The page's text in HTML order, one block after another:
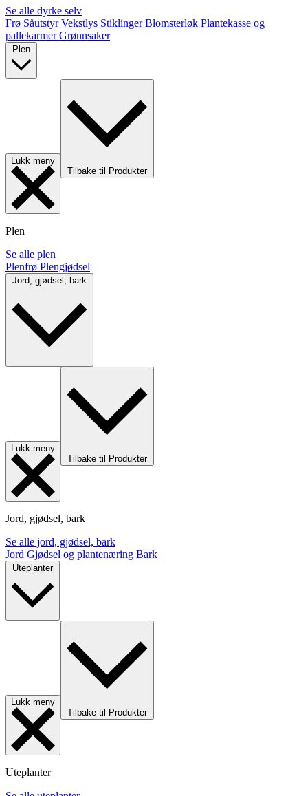
Se alle dyrke selv
Frø SåutstyrVekstlys StiklingerBlomsterløk Plantekasse og
pallekarmerGrønnsaker
Lukk meny
Tilbake til Produkter
Plen
Se alle plen
Plenfrø Plengjødsel
Lukk meny
Tilbake til Produkter
Jord, gjødsel, bark
Se alle jord, gjødsel, bark
Jord Gjødsel og plantenæring Bark
Uteplanter
Lukk meny
Tilbake til Produkter
Uteplanter